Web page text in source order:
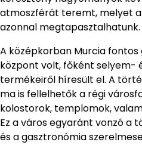
atmoszférát teremt, melyet
azonnal megtapasztalhatunk.
A középkorban Murcia fontos
központ volt, főként selyem-
termékeiről híresült el. A
ma is fellelhetők a régi
kolostorok, templomok,
Ez a város egyaránt vonzó a
és a gasztronómia